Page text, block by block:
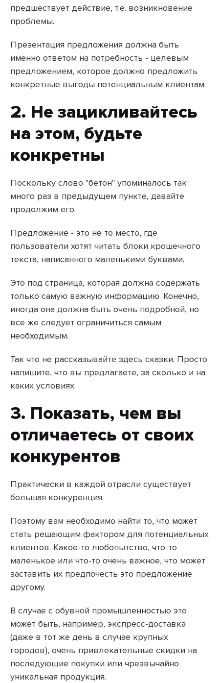
предшествует действие, т.е. возникновение
проблемы.
Презентация предложения должна быть
именно ответом на потребность - целевым
предложением, которое должно предложить
конкретные выгоды потенциальным клиентам.
2. Не зацикливайтесь
на этом, будьте
конкретны
Поскольку слово "бетон" упоминалось так
много раз в предыдущем пункте, давайте
продолжим его.
Предложение - это не то место, где
пользователи хотят читать блоки крошечного
текста, написанного маленькими буквами.
Это под страница, которая должна содержать
только самую важную информацию. Конечно,
иногда она должна быть очень подробной, но
все же следует ограничиться самым
необходимым.
Так что не рассказывайте здесь сказки. Просто
напишите, что вы предлагаете, за сколько и на
каких условиях.
3. Показать, чем вы
отличаетесь от своих
конкурентов
Практически в каждой отрасли существует
большая конкуренция.
Поэтому вам необходимо найти то, что может
стать решающим фактором для потенциальных
клиентов. Какое-то любопытство, что-то
маленькое или что-то очень важное, что может
заставить их предпочесть это предложение
другому.
В случае с обувной промышленностью это
может быть, например, экспресс-доставка
(даже в тот же день в случае крупных
городов), очень привлекательные скидки на
последующие покупки или чрезвычайно
уникальная продукция.